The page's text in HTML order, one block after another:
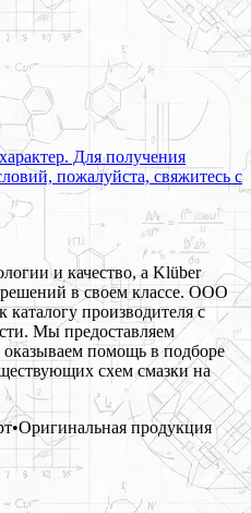
Для получения
пожалуйста, свяжитесь с
и качество, а Klüber
в своем классе. ООО
производителя с
Мы предоставляем
помощь в подборе
схем смазки на
•Оригинальная продукция